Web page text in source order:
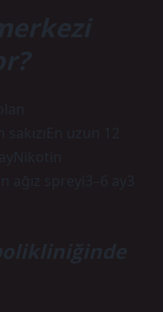
uzun 12
ağız spreyi3–6 ay3